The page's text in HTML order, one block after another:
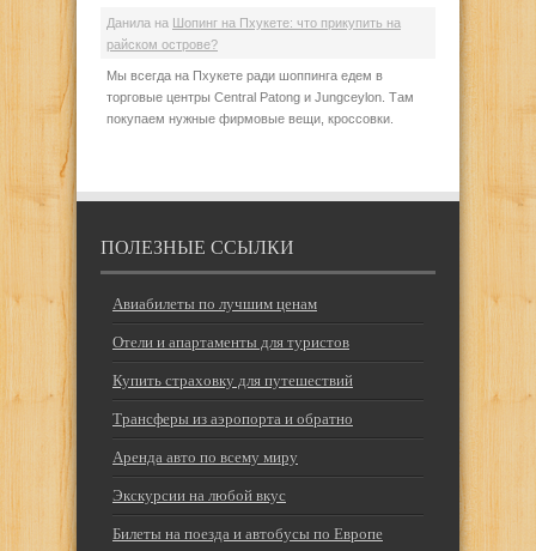
Данила на Шопинг на Пхукете: что прикупить на
райском острове?
Мы всегда на Пхукете ради шоппинга едем в
торговые центры Central Patong и Jungceylon. Там
покупаем нужные фирмовые вещи, кроссовки.
ПОЛЕЗНЫЕ ССЫЛКИ
Авиабилеты по лучшим ценам
Отели и апартаменты для туристов
Купить страховку для путешествий
Трансферы из аэропорта и обратно
Аренда авто по всему миру
Экскурсии на любой вкус
Билеты на поезда и автобусы по Европе